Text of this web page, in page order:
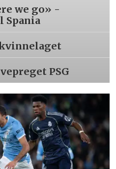
we go» -
Spania
PSG